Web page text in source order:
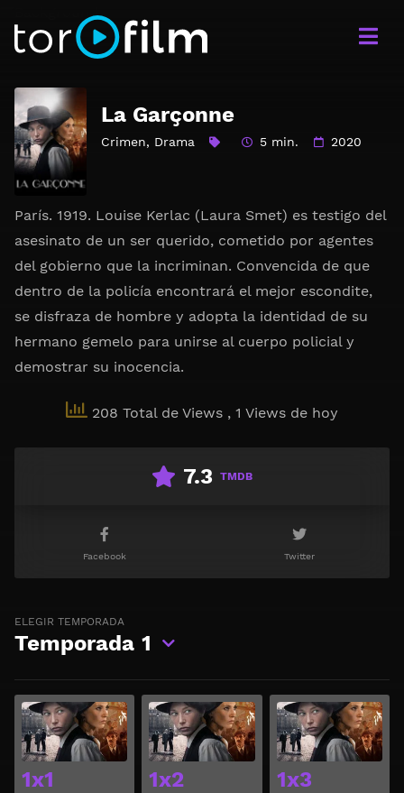
La Garçonne
Crimen, Drama 5 min. 2020
París. 1919. Louise Kerlac (Laura Smet) es testigo del
asesinato de un ser querido, cometido por agentes
del gobierno que la incriminan. Convencida de que
dentro de la policía encontrará el mejor escondite,
se disfraza de hombre y adopta la identidad de su
hermano gemelo para unirse al cuerpo policial y
demostrar su inocencia.
208 Total de Views , 1 Views de hoy
7.3 TMDB
Facebook Twitter
ELEGIR TEMPORADA
Temporada 1
1x1
Ver
1x2
Ver
1x3